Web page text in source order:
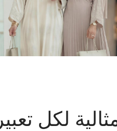
لكل تعبير